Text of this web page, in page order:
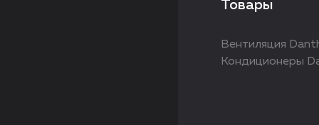
Товары
Вентиляция
Кондиционеры